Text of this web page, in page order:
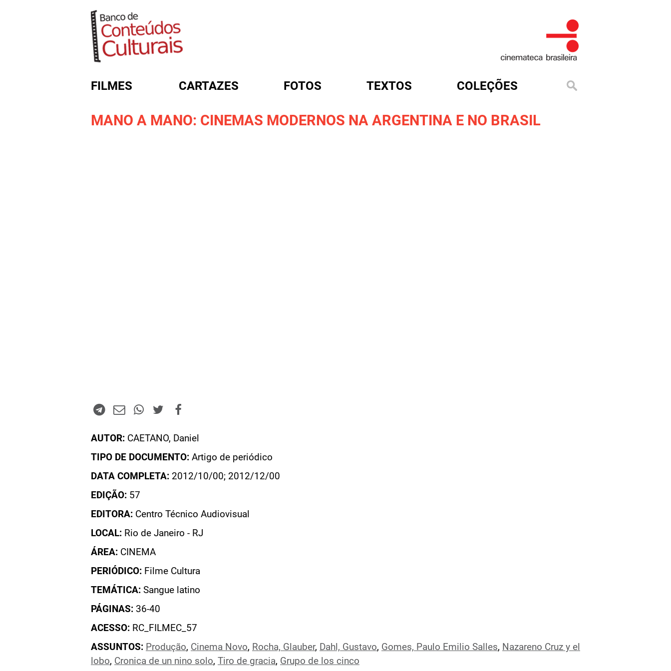
FILMES CARTAZES FOTOS TEXTOS COLEÇÕES
MANO A MANO: CINEMAS MODERNOS NA ARGENTINA E NO BRASIL
AUTOR: CAETANO, Daniel
TIPO DE DOCUMENTO: Artigo de periódico
DATA COMPLETA: 2012/10/00; 2012/12/00
EDIÇÃO: 57
EDITORA: Centro Técnico Audiovisual
LOCAL: Rio de Janeiro - RJ
ÁREA: CINEMA
PERIÓDICO: Filme Cultura
TEMÁTICA: Sangue latino
PÁGINAS: 36-40
ACESSO: RC_FILMEC_57
ASSUNTOS: Produção, Cinema Novo, Rocha, Glauber, Dahl, Gustavo, Gomes, Paulo Emilio Salles, Nazareno Cruz y el
lobo, Cronica de un nino solo, Tiro de gracia, Grupo de los cinco